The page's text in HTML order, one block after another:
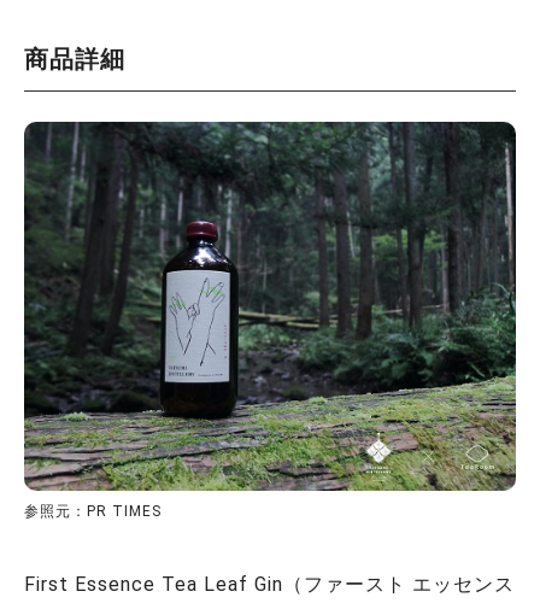
商品詳細
参照元：PR TIMES
First Essence Tea Leaf Gin（ファースト エッセンス